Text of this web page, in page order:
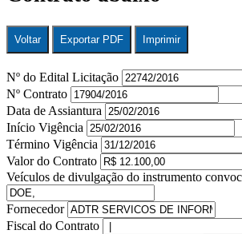
Voltar Exportar PDF Imprimir
Nº do Edital Licitação
Nº Contrato
Data de Assiantura
Início Vigência
Término Vigência
Valor do Contrato
Veículos de divulgação do instrumento
Fornecedor
Fiscal do Contrato